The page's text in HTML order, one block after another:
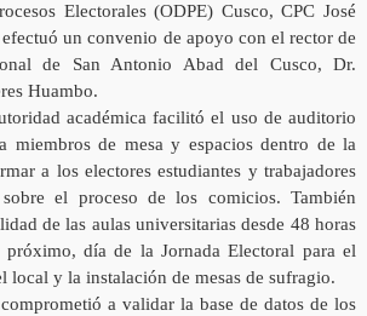
Electorales (ODPE) Cusco, CPC José
un convenio de apoyo con el rector de
de San Antonio Abad del Cusco, Dr.
Huambo.
académica facilitó el uso de auditorio
miembros de mesa y espacios dentro de la
a los electores estudiantes y trabajadores
el proceso de los comicios. También
de las aulas universitarias desde 48 horas
día de la Jornada Electoral para el
local y la instalación de mesas de sufragio.
a validar la base de datos de los